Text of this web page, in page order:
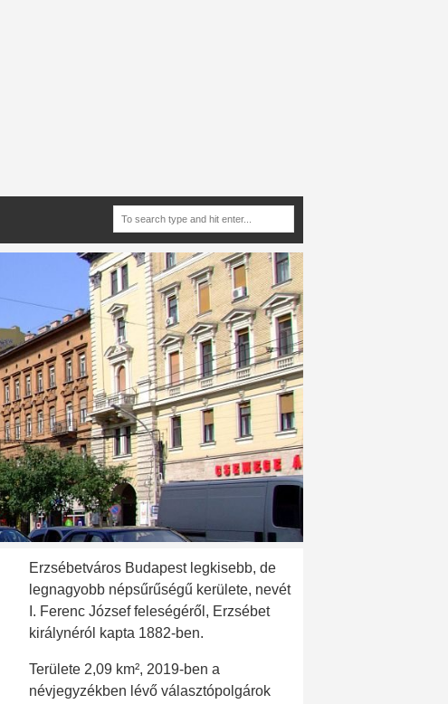
Erzsébetváros Budapest legkisebb, de
legnagyobb népsűrűségű kerülete, nevét
I. Ferenc József feleségéről, Erzsébet
királynéról kapta 1882-ben.
Területe 2,09 km², 2019-ben a
névjegyzékben lévő választópolgárok